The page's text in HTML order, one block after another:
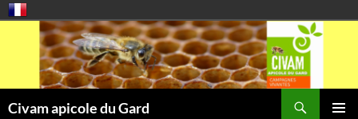
contenu
Civam apicole du Gard